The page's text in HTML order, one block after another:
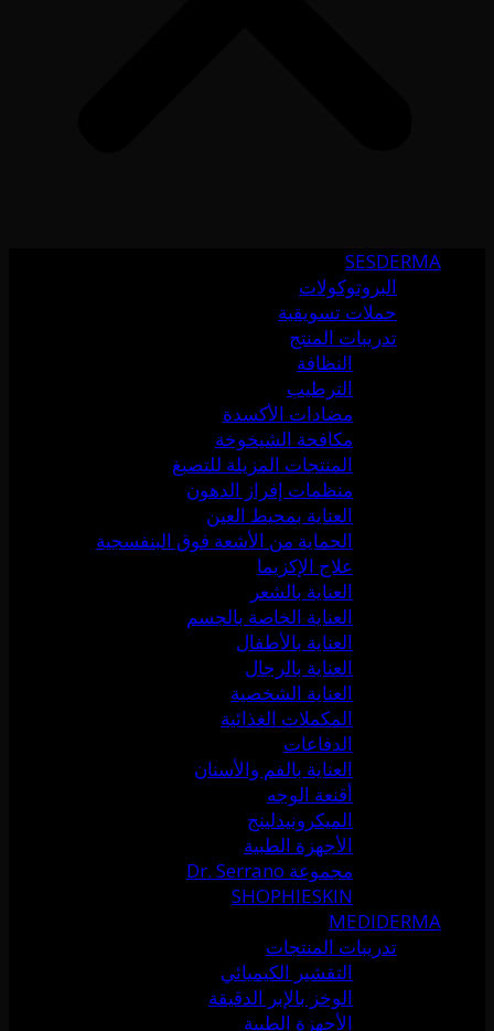
SESDERMA
البروتوكولات
حملات تسويقية
تدريبات المنتج
النظافة
الترطيب
مضادات الأكسدة
مكافحة الشيخوخة
المنتجات المزيلة للتصبغ
منظمات إفراز الدهون
العناية بمحيط العين
الحماية من الأشعة فوق البنفسجية
علاج الإكزيما
العناية بالشعر
العناية الخاصة بالجسم
العناية بالأطفال
العناية بالرجال
العناية الشخصية
المكملات الغذائية
الدفاعات
العناية بالفم والأسنان
أقنعة الوجه
الميكرونيدلينج
الأجهزة الطبية
مجموعة Dr. Serrano
SHOPHIESKIN
MEDIDERMA
تدريبات المنتجات
التقشير الكيميائي
الوخز بالإبر الدقيقة
الأجهزة الطبية